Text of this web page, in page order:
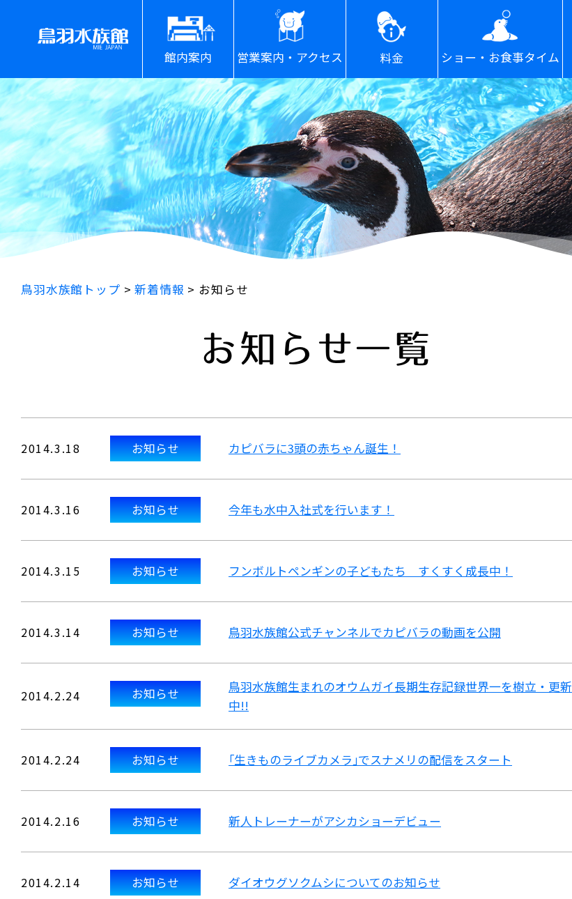
館内案内 営業案内・アクセス 料金 ショー・お食事タイム
鳥羽水族館トップ >新着情報 > お知らせ
お知らせ一覧
2014.3.18 お知らせ カピバラに3頭の赤ちゃん誕生！
2014.3.16 お知らせ 今年も水中入社式を行います！
2014.3.15 お知らせ フンボルトペンギンの子どもたち すくすく成長中！
2014.3.14 お知らせ 鳥羽水族館公式チャンネルでカピバラの動画を公開
2014.2.24 お知らせ 鳥羽水族館生まれのオウムガイ長期生存記録世界一を樹立・更新
中!!
2014.2.24 お知らせ ｢生きものライブカメラ｣でスナメリの配信をスタート
2014.2.16 お知らせ 新人トレーナーがアシカショーデビュー
2014.2.14 お知らせ ダイオウグソクムシについてのお知らせ